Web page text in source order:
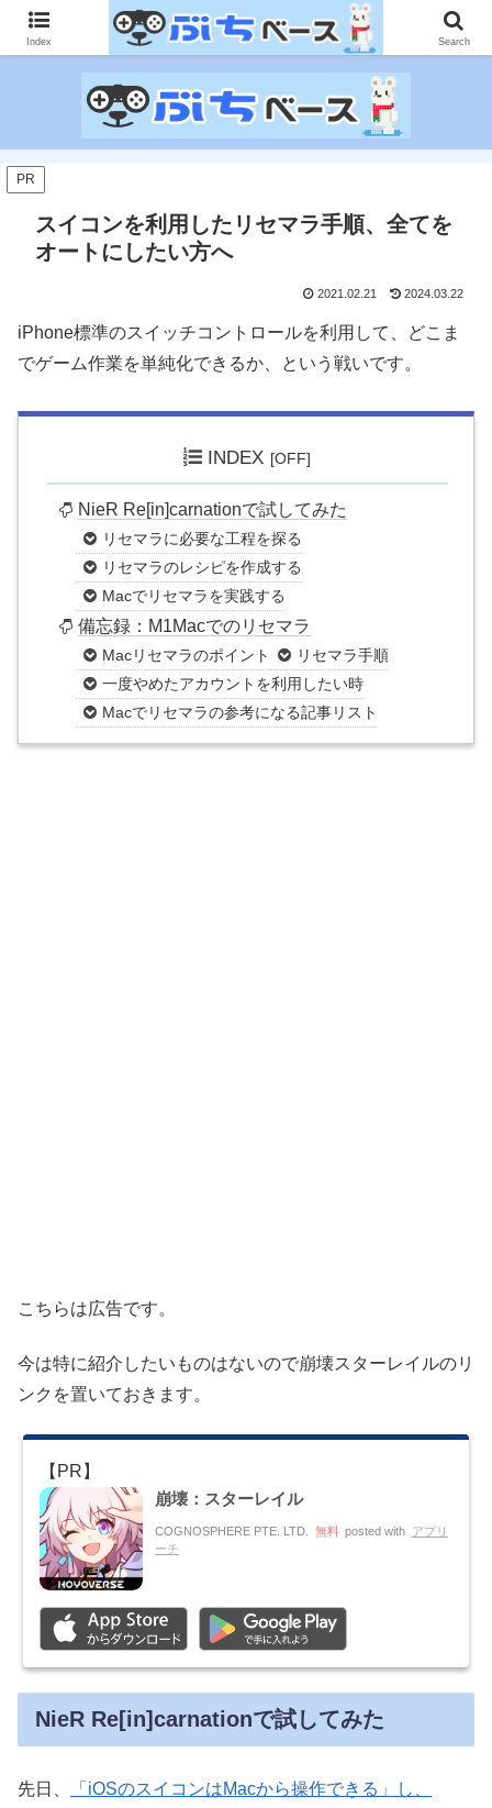
ゲームに課金して得た情報をゲーム記事に仕上げて、収益以上の課金をする無
限機関サイトです。
PR
スイコンを利用したリセマラ手順、全てを
オートにしたい方へ
2021.02.21 2024.03.22
iPhone標準のスイッチコントロールを利用して、どこま
でゲーム作業を単純化できるか、という戦いです。
INDEX
NieR Re[in]carnationで試してみた
リセマラに必要な工程を探る
リセマラのレシピを作成する
Macでリセマラを実践する
備忘録：M1Macでのリセマラ
Macリセマラのポイント
リセマラ手順
一度やめたアカウントを利用したい時
Macでリセマラの参考になる記事リスト
こちらは広告です。
今は特に紹介したいものはないので崩壊スターレイルのリ
ンクを置いておきます。
崩壊：スターレイル
COGNOSPHERE PTE. LTD. 無料 posted with アプリ
ーチ
NieR Re[in]carnationで試してみた
先日、
「iOSのスイコンはMacから操作できる」し、
Index Search